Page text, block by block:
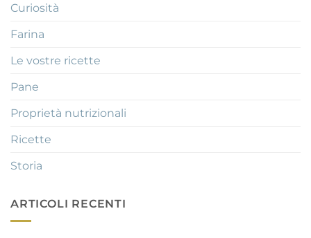
Curiosità
Farina
Le vostre ricette
Pane
Proprietà nutrizionali
Ricette
Storia
ARTICOLI RECENTI